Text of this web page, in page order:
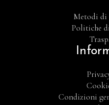
Metodi di
Politiche
Condizioni